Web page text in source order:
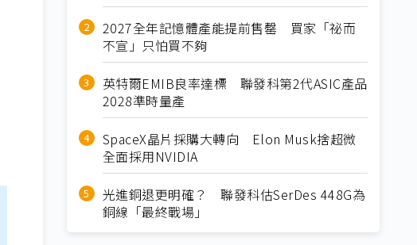
2027全年記憶體產能提前售罄 買家「祕而
不宣」只怕買不夠
英特爾EMIB良率達標 聯發科第2代ASIC產品
2028準時量產
SpaceX晶片採購大轉向 Elon Musk捨超微
全面採用NVIDIA
光進銅退更明確？ 聯發科估SerDes 448G為
銅線「最終戰場」